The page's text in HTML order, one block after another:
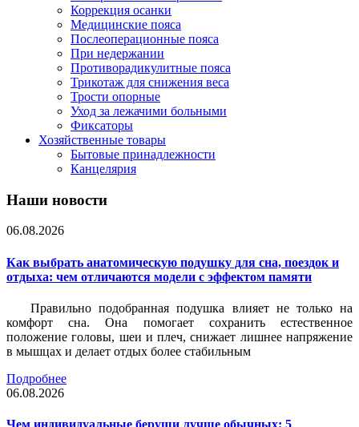
Коррекция осанки
Медицинские пояса
Послеоперационные пояса
При недержании
Противорадикулитные пояса
Трикотаж для снижения веса
Трости опорные
Уход за лежачими больными
Фиксаторы
Хозяйственные товары
Бытовые принадлежности
Канцелярия
Наши новости
06.08.2026
Как выбрать анатомическую подушку для сна, поездок и
отдыха: чем отличаются модели с эффектом памяти
Правильно подобранная подушка влияет не только на
комфорт сна. Она помогает сохранить естественное
положение головы, шеи и плеч, снижает лишнее напряжение
в мышцах и делает отдых более стабильным
Подробнее
06.08.2026